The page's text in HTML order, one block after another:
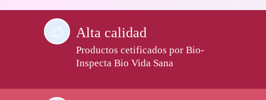
Alta calidad
Productos cetificados por Bio-
Inspecta Bio Vida Sana